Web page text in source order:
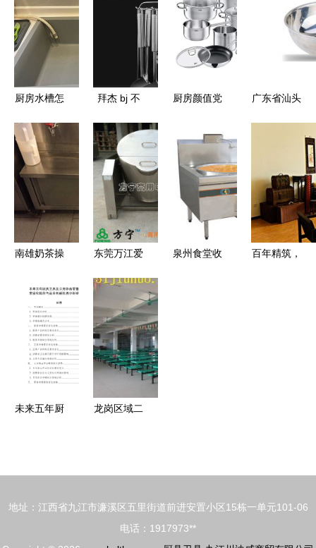
厨房水槽怎
规格 尺寸
怎么挑 10
款产品带你
一探究竟
拜杰 bj 不
装炒菜铲子
锅铲汤勺漏
勺削皮刀挂
架 厨具用
品铲勺套装
ly 150
厨房颜值党
胜利 这几
款厨具卫具
让你爱上生
活
广东省汕头
品，点亮美
好生活
南雄奶茶操
厨具让您开
店无忧，支
持货到付款
东莞万江爱
专注高品质
电炒炉与煲
汤炉，引领
厨具卫具新
泉州食堂收
百年精筑，
未来五年厨
业创新机遇
龙岗区域二
具及工厂办
公设备
地址：江西省九江市濂溪区五里街道前进安置小区15栋一单元101-06
电话：1917973**